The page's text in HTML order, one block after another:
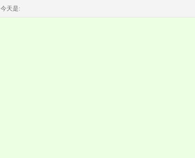
今天是: